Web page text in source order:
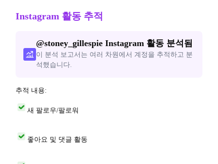
Instagram 활동 추적
@stoney_gillespie Instagram 활동 분석됨
이 분석 보고서는 여러 차원에서 계정을 추적하고 분
석했습니다.
추적 내용:
새 팔로우/팔로워
좋아요 및 댓글 활동